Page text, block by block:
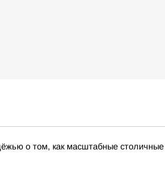
о том, как масштабные